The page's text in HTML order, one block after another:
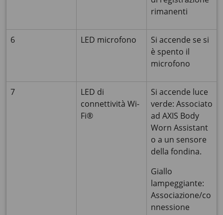
rimanenti
6 LED microfono
Si accende se si
è spento il
microfono
7
LED di
connettività Wi-
Fi®
Si accende luce
verde: Associato
ad AXIS Body
Worn Assistant
o a un sensore
della fondina.
Giallo
lampeggiante:
Associazione/co
nnessione